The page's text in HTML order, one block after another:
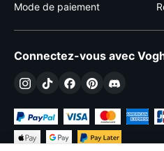
Mode de paiement
Connectez-vous avec